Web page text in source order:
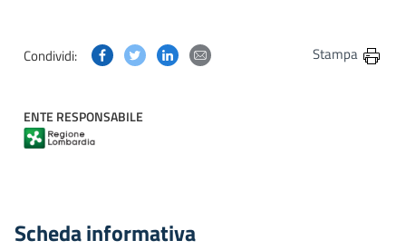
Condividi: Condividi questa pagina su Facebook
Condividi questa pagina su Twitter
Condividi questa pagina su Linkedin
Condividi questa pagina via
Stampa
ENTE RESPONSABILE
Scheda informativa